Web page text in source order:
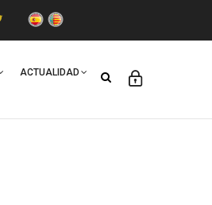
ACTUALIDAD